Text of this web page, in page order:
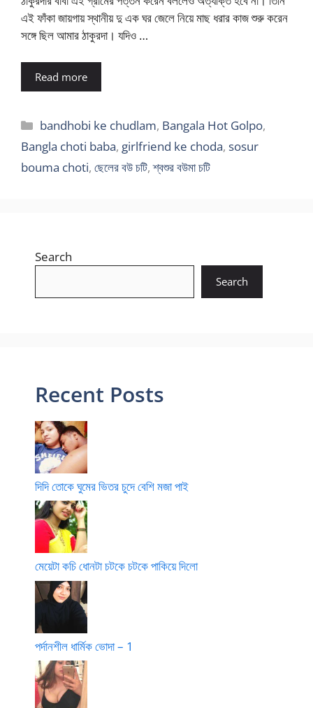
এই ফাঁকা জায়গায় স্থানীয় দু এক ঘর জেলে নিয়ে মাছ ধরার কাজ শুরু করেন
সঙ্গে ছিল আমার ঠাকুরদা। যদিও …
Read more
Categories
bandhobi ke chudlam, Bangala Hot Golpo,
Bangla choti baba, girlfriend ke choda, sosur
bouma choti, ছেলের বউ চটি,শ্বশুর বউমা চটি
Search
Search
Recent Posts
দিদি তোকে ঘুমের ভিতর চুদে বেশি মজা পাই
মেয়েটা কচি ধোনটা চটকে চটকে পাকিয়ে দিলো
পর্দানশীল ধার্মিক ভোদা – 1